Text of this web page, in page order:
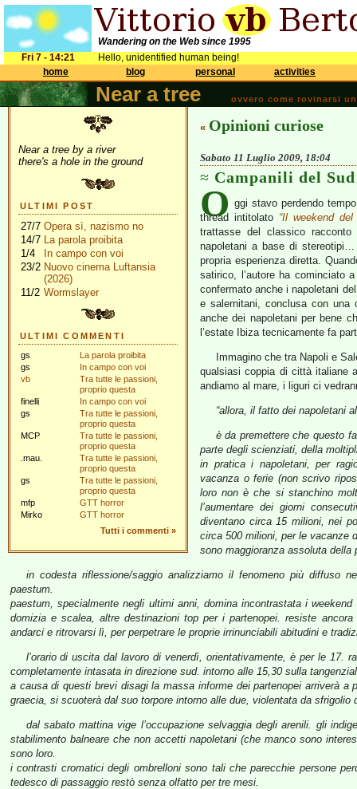
Wandering on the Web since 1995
Fri 7 - 14:21
Hello, unidentified human being!
home
blog personal activities
Near a tree ovvero come rovinarsi
Near a tree by a river
there's a hole in the ground
ULTIMI POST
27/7 Opera sì, nazismo no
14/7 La parola proibita
1/4
In campo con voi
23/2 Nuovo cinema Luftansia
(2026)
11/2 Wormslayer
ULTIMI COMMENTI
gs
La parola proibita
gs
In campo con voi
vb
Tra tutte le passioni,
proprio questa
finelli
In campo con voi
gs
Tra tutte le passioni,
proprio questa
MCP
Tra tutte le passioni,
proprio questa
.mau.
Tra tutte le passioni,
proprio questa
gs
Tra tutte le passioni,
proprio questa
mfp
GTT horror
Mirko
GTT horror
Tutti i commenti »
« Opinioni curiose
Sabato 11 Luglio 2009, 18:04
Campanili del Sud
O ggi stavo perdendo
thread intitolato “Il weekend del
trattasse del classico
napoletani a base di
propria esperienza diretta.
satirico, l’autore ha cominciato
confermato anche i napoletani
e salernitani, conclusa con
anche dei napoletani per bene
l’estate Ibiza tecnicamente fa
Immagino che tra Napoli e
qualsiasi coppia di città italiane
andiamo al mare, i liguri ci
“allora, il fatto dei napoletani
è da premettere che questo
parte degli scienziati, della
in pratica i napoletani, per
vacanza o ferie (non scrivo
loro non è che si stanchino
l’aumentare dei giorni
diventano circa 15 milioni, nei
circa 500 milioni, per le vacanze
sono maggioranza assoluta della
in codesta riflessione/saggio analizziamo il fenomeno più diffuso
paestum.
paestum, specialmente negli ultimi anni, domina incontrastata i
domizia e scalea, altre destinazioni top per i partenopei. resiste
andarci e ritrovarsi lì, per perpetrare le proprie irrinunciabili abitudini e
l’orario di uscita dal lavoro di venerdì, orientativamente, è per le 17.
completamente intasata in direzione sud. intorno alle 15,30 sulla
a causa di questi brevi disagi la massa informe dei partenopei arriverà
graecia, si scuoterà dal suo torpore intorno alle due, violentata da
dal sabato mattina vige l’occupazione selvaggia degli arenili. gli
stabilimento balneare che non accetti napoletani (che manco sono
sono loro.
i contrasti cromatici degli ombrelloni sono tali che parecchie persone
tedesco di passaggio restò senza olfatto per tre mesi.